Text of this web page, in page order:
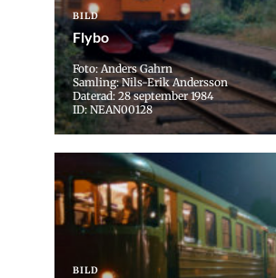
BILD
Flybo
Foto: Anders Gahrn
Samling: Nils-Erik Andersson
Daterad: 28 september 1984
ID: NEAN00128
BILD